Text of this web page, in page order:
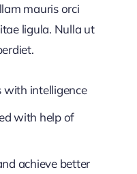
mauris orci
ligula. Nulla ut
with intelligence
with help of
achieve better